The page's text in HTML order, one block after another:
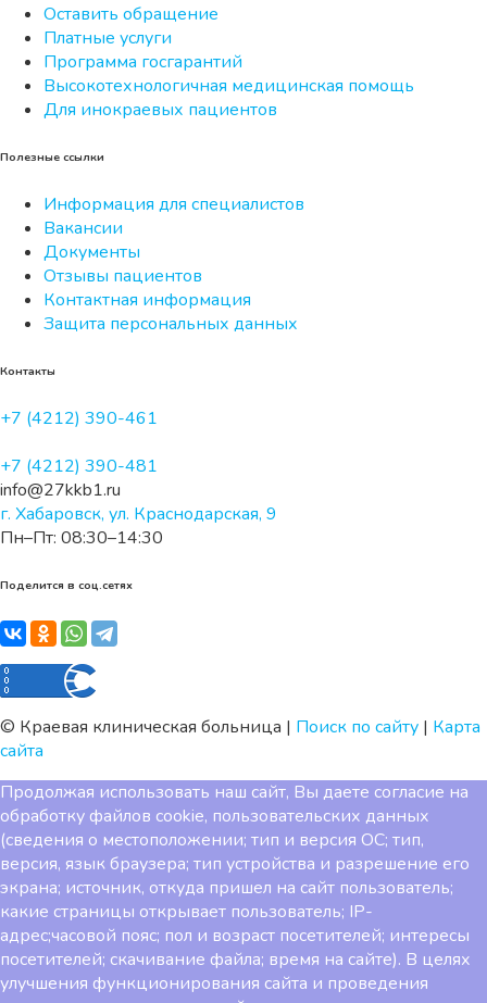
Оставить обращение
Платные услуги
Программа госгарантий
Высокотехнологичная медицинская помощь
Для инокраевых пациентов
Полезные ссылки
Информация для специалистов
Вакансии
Документы
Отзывы пациентов
Контактная информация
Защита персональных данных
Контакты
+7 (4212) 390-461
+7 (4212) 390-481
info@27kkb1.ru
г. Хабаровск, ул. Краснодарская, 9
Пн–Пт: 08:30–14:30
Поделится в соц.сетях
© Краевая клиническая больница | Поиск по сайту | Карта
сайта
Продолжая использовать наш сайт, Вы даете согласие на
обработку файлов cookie, пользовательских данных
(сведения о местоположении; тип и версия ОС; тип,
версия, язык браузера; тип устройства и разрешение его
экрана; источник, откуда пришел на сайт пользователь;
какие страницы открывает пользователь; IP-
адрес;часовой пояс; пол и возраст посетителей; интересы
посетителей; скачивание файла; время на сайте). В целях
улучшения функционирования сайта и проведения